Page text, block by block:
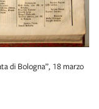
di Bologna”, 18 marzo